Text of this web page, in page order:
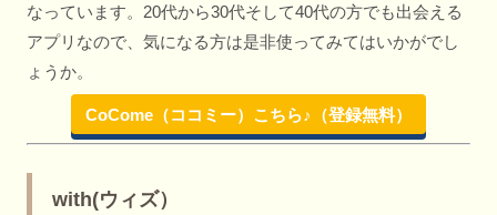
なっています。20代から30代そして40代の方でも出会える
アプリなので、気になる方は是非使ってみてはいかがでし
ょうか。
CoCome（ココミー）こちら♪（登録無料）
with(ウィズ）